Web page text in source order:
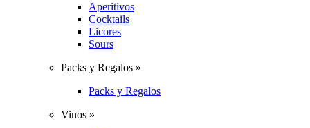
Aperitivos
Cocktails
Licores
Sours
Packs y Regalos »
Packs y Regalos
Vinos »